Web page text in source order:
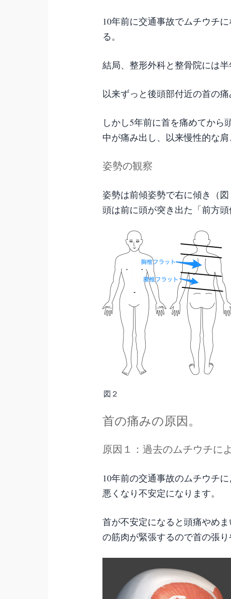
10年前に交通事故でムチウチ
る。
結局、整形外科と整骨院には
以来ずっと後頭部付近の首の痛
しかし5年前に首を痛めてから
中が痛み出し、以来慢性的な肩
姿勢の観察
姿勢は前傾姿勢で右に傾き（
頭は前に頭が突き出た「前方
図２
首の痛みの原因。
原因１：過去のムチウチに
10年前の交通事故のムチウチ
悪くなり不安定になります。
首が不安定になると頭痛やめ
の筋肉が緊張するので首の張り